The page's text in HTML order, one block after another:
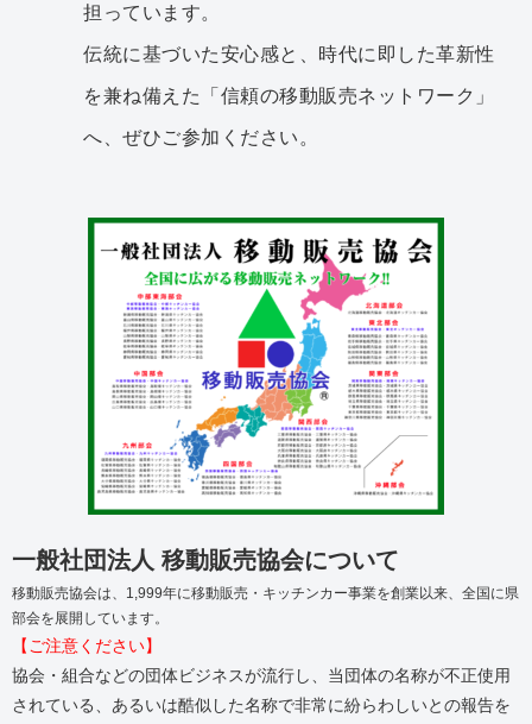
担っています。
伝統に基づいた安心感と、時代に即した革新性
を兼ね備えた「信頼の移動販売ネットワーク」
へ、ぜひご参加ください。
一般社団法人 移動販売協会について
移動販売協会は、1,999年に移動販売・キッチンカー事業を創業以来、全国に県
部会を展開しています。
【ご注意ください】
協会・組合などの団体ビジネスが流行し、当団体の名称が不正使用
されている、あるいは酷似した名称で非常に紛らわしいとの報告を